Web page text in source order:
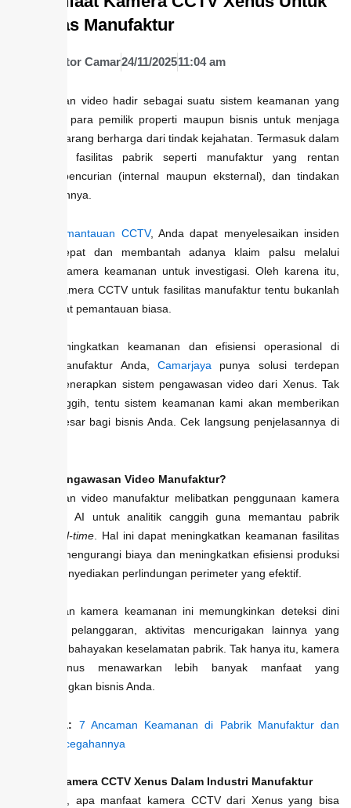
Fasilitas Manufaktur
Editor Camar24/11/202511:04 am
Pengawasan video hadir sebagai suatu sistem keamanan yang
membantu para pemilik properti maupun bisnis untuk menjaga
aset dan barang berharga dari tindak kejahatan. Termasuk dalam
melindungi fasilitas pabrik seperti manufaktur yang rentan
terhadap pencurian (internal maupun eksternal), dan tindakan
kriminal lainnya.
pemantauan CCTV, Anda dapat menyelesaikan insiden
dengan cepat dan membantah adanya klaim palsu melalui
rekaman kamera keamanan untuk investigasi. Oleh karena itu,
manfaat kamera CCTV untuk fasilitas manufaktur tentu bukanlah
sekadar alat pemantauan biasa.
Untuk meningkatkan keamanan dan efisiensi operasional di
fasilitas manufaktur Anda, Camarjaya punya solusi terdepan
dengan menerapkan sistem pengawasan video dari Xenus. Tak
hanya canggih, tentu sistem keamanan kami akan memberikan
manfaat besar bagi bisnis Anda. Cek langsung penjelasannya di
Apa Itu Pengawasan Video Manufaktur?
Pengawasan video manufaktur melibatkan penggunaan kamera
CCTV dan AI untuk analitik canggih guna memantau pabrik
real-time. Hal ini dapat meningkatkan keamanan fasilitas
sekaligus mengurangi biaya dan meningkatkan efisiensi produksi
dengan menyediakan perlindungan perimeter yang efektif.
Penggunaan kamera keamanan ini memungkinkan deteksi dini
penyusup, pelanggaran, aktivitas mencurigakan lainnya yang
dapat membahayakan keselamatan pabrik. Tak hanya itu, kamera
pintar Xenus menawarkan lebih banyak manfaat yang
menguntungkan bisnis Anda.
Baca juga:
7 Ancaman Keamanan di Pabrik Manufaktur dan
Solusi Pencegahannya
Manfaat Kamera CCTV Xenus Dalam Industri Manufaktur
Singkatnya, apa manfaat kamera CCTV dari Xenus yang bisa